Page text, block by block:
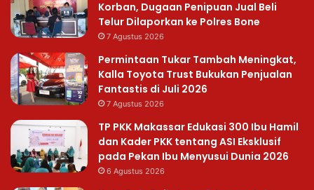
Korban, Dugaan Penipuan Jual Beli
Telur Dilaporkan ke Polres Bone
7 Agustus 2026
Permintaan Tukar Tambah Meningkat,
Kalla Toyota Trust Bukukan Penjualan
Fantastis di Juli 2026
7 Agustus 2026
TP PKK Makassar Edukasi 300 Ibu Hamil
dan Kader PKK tentang ASI Eksklusif
pada Pekan Ibu Menyusui Dunia 2026
6 Agustus 2026